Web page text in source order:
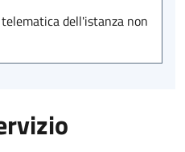
dell'istanza non